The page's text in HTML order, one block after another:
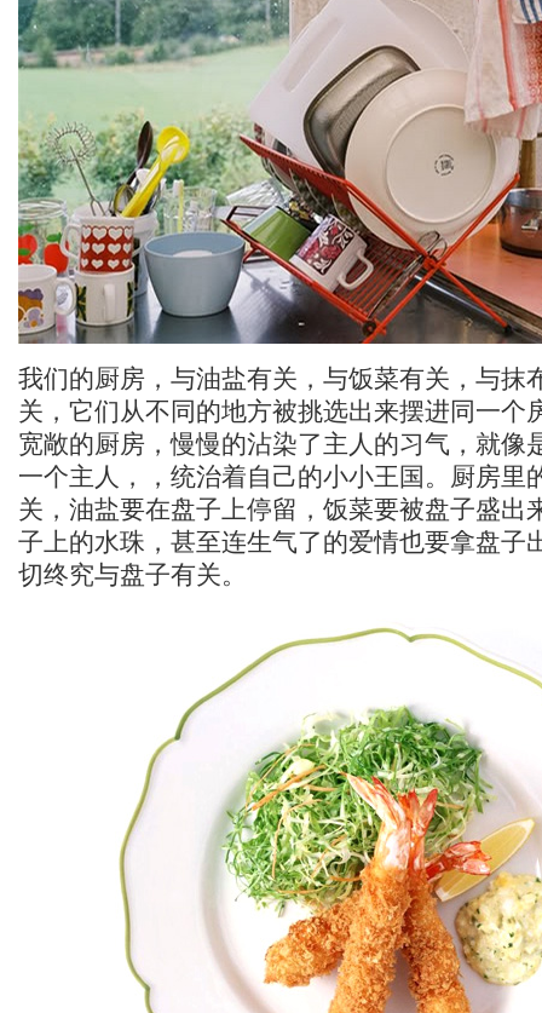
我们的厨房，与油盐有关，与饭菜有关，与抹
关，它们从不同的地方被挑选出来摆进同一个
宽敞的厨房，慢慢的沾染了主人的习气，就像
一个主人，，统治着自己的小小王国。厨房里
关，油盐要在盘子上停留，饭菜要被盘子盛出
子上的水珠，甚至连生气了的爱情也要拿盘子
切终究与盘子有关。